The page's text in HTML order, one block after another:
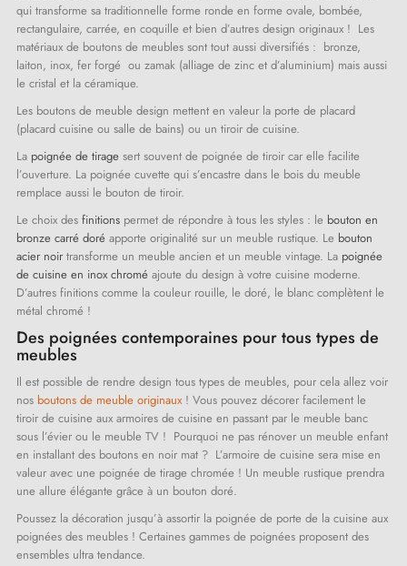
qui transforme sa traditionnelle forme ronde en forme ovale, bombée,
rectangulaire, carrée, en coquille et bien d’autres design originaux ! Les
matériaux de boutons de meubles sont tout aussi diversifiés : bronze,
laiton, inox, fer forgé ou zamak (alliage de zinc et d’aluminium) mais aussi
le cristal et la céramique.
Les boutons de meuble design mettent en valeur la porte de placard
(placard cuisine ou salle de bains) ou un tiroir de cuisine.
La poignée de tirage sert souvent de poignée de tiroir car elle facilite
l’ouverture. La poignée cuvette qui s’encastre dans le bois du meuble
remplace aussi le bouton de tiroir.
Le choix des finitions permet de répondre à tous les styles : le bouton en
bronze carré doré apporte originalité sur un meuble rustique. Le bouton
acier noirtransforme un meuble ancien et un meuble vintage. La poignée
de cuisine en inox chromé ajoute du design à votre cuisine moderne.
D’autres finitions comme la couleur rouille, le doré, le blanc complètent le
métal chromé !
Des poignées contemporaines pour tous types de
meubles
Il est possible de rendre design tous types de meubles, pour cela allez voir
nos boutons de meuble originaux! Vous pouvez décorer facilement le
tiroir de cuisine aux armoires de cuisine en passant par le meuble banc
sous l’évier ou le meuble TV ! Pourquoi ne pas rénover un meuble enfant
en installant des boutons en noir mat ? L’armoire de cuisine sera mise en
valeur avec une poignée de tirage chromée ! Un meuble rustique prendra
une allure élégante grâce à un bouton doré.
Poussez la décoration jusqu’à assortir la poignée de porte de la cuisine aux
poignées des meubles ! Certaines gammes de poignées proposent des
ensembles ultra tendance.